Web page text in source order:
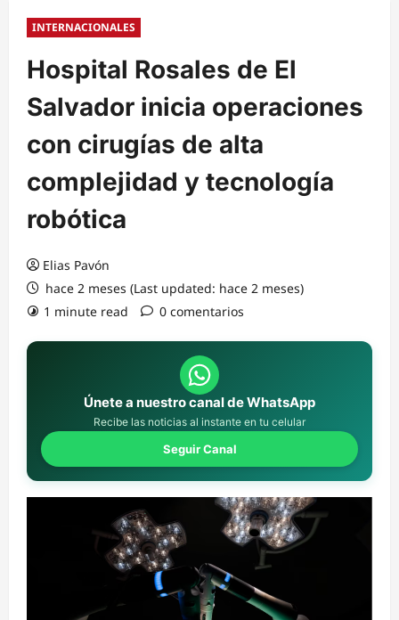
INTERNACIONALES
Hospital Rosales de El
Salvador inicia operaciones
con cirugías de alta
complejidad y tecnología
robótica
Elias Pavón
hace 2 meses (Last updated: hace 2 meses)
1 minute read
0 comentarios
Únete a nuestro canal de WhatsApp
Recibe las noticias al instante en tu celular
Seguir Canal